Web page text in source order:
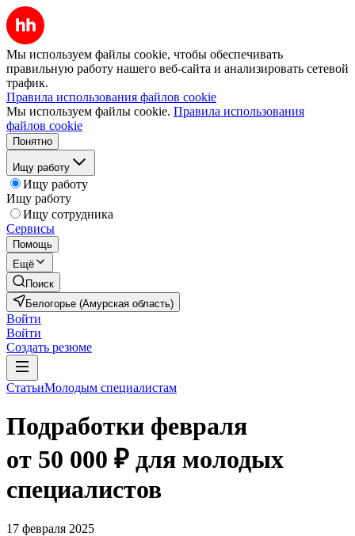
Мы используем файлы cookie, чтобы обеспечивать
правильную работу нашего веб-сайта и анализировать сетевой
трафик.
Правила использования файлов cookie
Мы используем файлы cookie. Правила использования
файлов cookie
Понятно
Ищу работу
Ищу работу
Ищу работу
Ищу сотрудника
Сервисы
Помощь
Ещё
Поиск
Белогорье (Амурская область)
Войти
Войти
Создать резюме
СтатьиМолодым специалистам
Подработки февраля
от 50 000 ₽ для молодых
специалистов
17 февраля 2025